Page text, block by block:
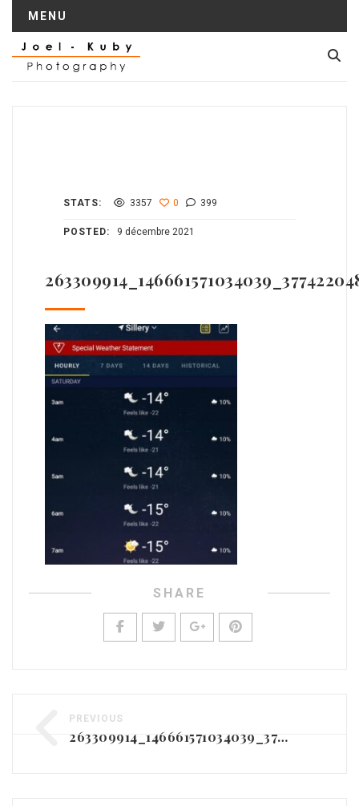
MENU
STATS: 3357 0 399
POSTED: 9 décembre 2021
SHARE
PREVIOUS
263309914_146661571034039_377422048799150461_n